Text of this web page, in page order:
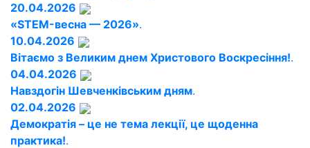
20.04.2026
«STEM-весна — 2026».
10.04.2026
Вітаємо з Великим днем Христового Воскресіння!.
04.04.2026
Навздогін Шевченківським дням.
02.04.2026
Демократія – це не тема лекції, це щоденна
практика!.